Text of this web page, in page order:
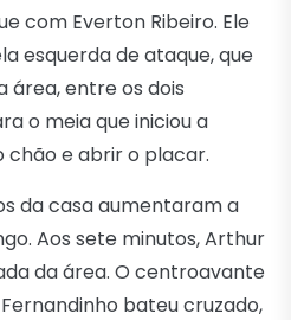
com Everton Ribeiro. Ele
esquerda de ataque, que
área, entre os dois
o meia que iniciou a
e abrir o placar.
da casa aumentaram a
Aos sete minutos, Arthur
da área. O centroavante
bateu cruzado,